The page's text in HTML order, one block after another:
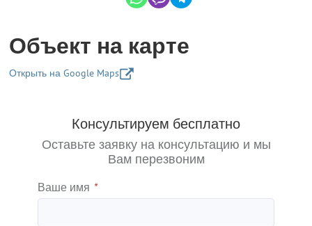
Объект на карте
Открыть на Google Maps
Консультируем бесплатно
Оставьте заявку на консультацию и мы
Вам перезвоним
Ваше имя *